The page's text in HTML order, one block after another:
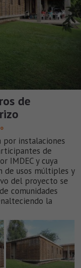
de
por instalaciones
de
IMDEC y cuya
de usos múltiples y
del proyecto se
comunidades
la